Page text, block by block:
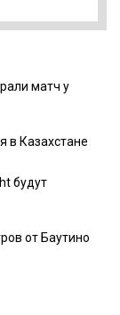
матч у
в Казахстане
будут
от Баутино